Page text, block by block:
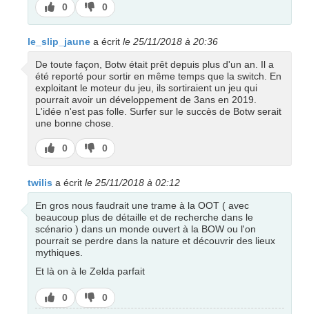
J’aime
0
J’aime
pas
0
le_slip_jaune a écrit le 25/11/2018 à 20:36
De toute façon, Botw était prêt depuis plus d'un an. Il a
été reporté pour sortir en même temps que la switch. En
exploitant le moteur du jeu, ils sortiraient un jeu qui
pourrait avoir un développement de 3ans en 2019.
L'idée n'est pas folle. Surfer sur le succès de Botw serait
une bonne chose.
J’aime
0
J’aime
pas
0
twilis a écrit le 25/11/2018 à 02:12
En gros nous faudrait une trame à la OOT ( avec
beaucoup plus de détaille et de recherche dans le
scénario ) dans un monde ouvert à la BOW ou l'on
pourrait se perdre dans la nature et découvrir des lieux
mythiques.
Et là on à le Zelda parfait
J’aime
0
J’aime
pas
0